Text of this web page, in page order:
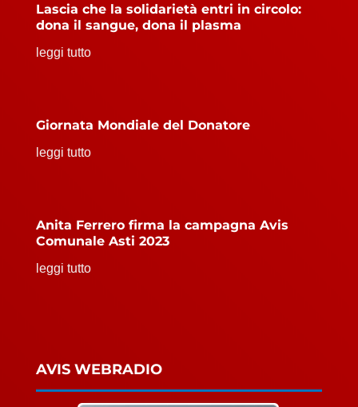
Lascia che la solidarietà entri in circolo:
dona il sangue, dona il plasma
leggi tutto
Giornata Mondiale del Donatore
leggi tutto
Anita Ferrero firma la campagna Avis
Comunale Asti 2023
leggi tutto
AVIS WEBRADIO